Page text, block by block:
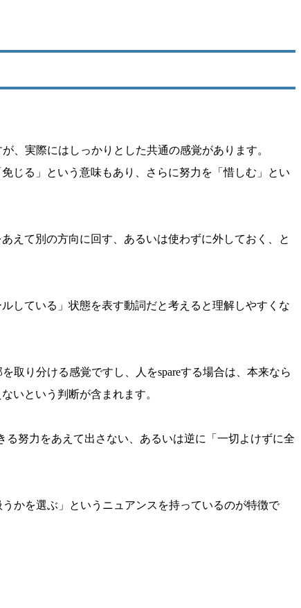
、実際にはしっかりとした共通の感覚があります。
じる」という意味もあり、さらに努力を「惜しむ」とい
えて別の方向に回す、あるいは使わずに外しておく、と
している」状態を表す動詞だと考えると理解しやすくな
取り分ける感覚ですし、人をspareする場合は、本来なら
いという判断が含まれます。
る努力をあえて出さない、あるいは逆に「一切よけずに全
かを選ぶ」というニュアンスを持っているのが特徴で